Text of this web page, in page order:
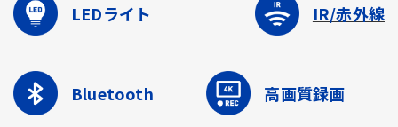
LEDライト IR/赤外線
Bluetooth 高画質録画